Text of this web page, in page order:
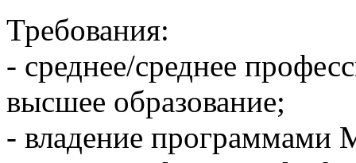
Требования:
- среднее/среднее
высшее образование;
- владение программами